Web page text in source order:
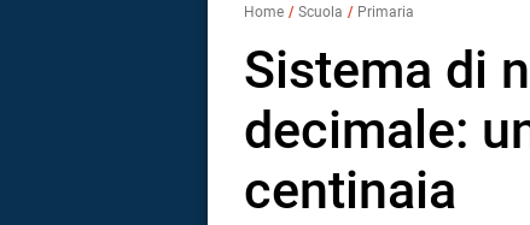
Home Scuola Primaria
Sistema di
decimale:
centinaia